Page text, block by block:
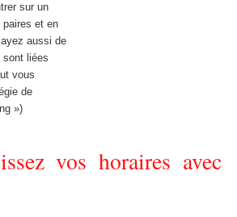
sur un
paires et en
aussi de
sont liées
vous
de
»)
vos horaires avec